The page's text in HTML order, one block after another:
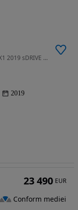
1499 cm3 • 140 CP • GARANTIE 12 LUNI! BMW X1 2019 sDRIVE 18I Advantage 1.5L 140HP
2019
23 490 EUR
Conform mediei